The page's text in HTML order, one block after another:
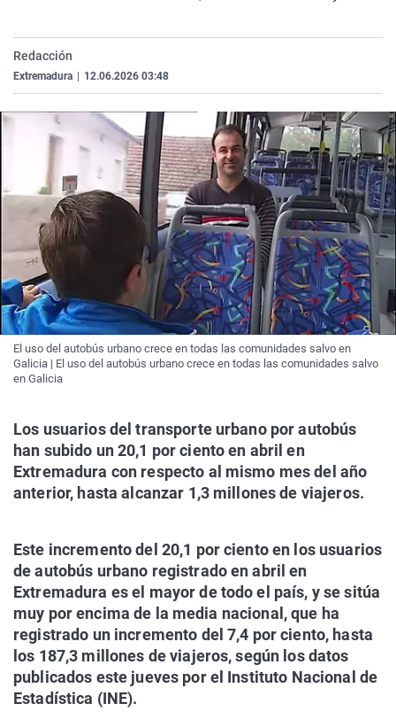
Operación Viuda
Navarra
País Vasco
Redacción
Extremadura 12.06.2026 03:48
El uso del autobús urbano crece en todas las comunidades salvo en
Galicia | El uso del autobús urbano crece en todas las comunidades salvo
en Galicia
Los usuarios del transporte urbano por autobús
han subido un 20,1 por ciento en abril en
Extremadura con respecto al mismo mes del año
anterior, hasta alcanzar 1,3 millones de viajeros.
Este incremento del 20,1 por ciento en los usuarios
de autobús urbano registrado en abril en
Extremadura es el mayor de todo el país, y se sitúa
muy por encima de la media nacional, que ha
registrado un incremento del 7,4 por ciento, hasta
los 187,3 millones de viajeros, según los datos
publicados este jueves por el Instituto Nacional de
Estadística (INE).